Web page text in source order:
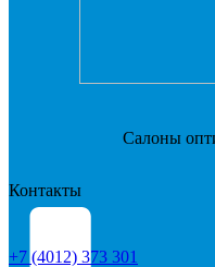
Салоны
Контакты
+7 (4012) 373 301